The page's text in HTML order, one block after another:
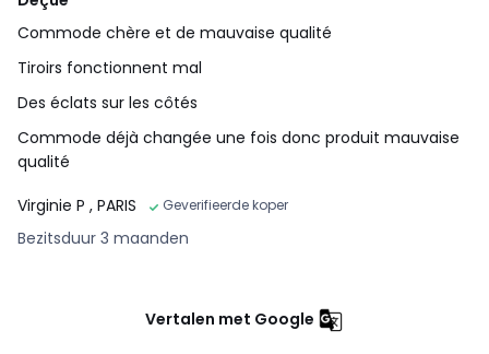
Commode chère et de mauvaise qualité
Tiroirs fonctionnent mal
Des éclats sur les côtés
Commode déjà changée une fois donc produit mauvaise
qualité
Virginie P , PARIS Geverifieerde koper
Bezitsduur 3 maanden
Vertalen met Google